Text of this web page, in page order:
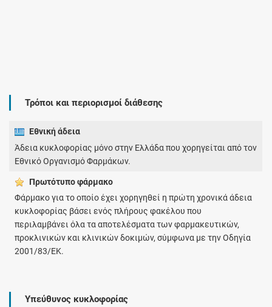
Τρόποι και περιορισμοί διάθεσης
Εθνική άδεια
Άδεια κυκλοφορίας μόνο στην Ελλάδα που χορηγείται από τον
Εθνικό Οργανισμό Φαρμάκων.
Πρωτότυπο φάρμακo
Φάρμακο για το οποίο έχει χορηγηθεί η πρώτη χρονικά άδεια
κυκλοφορίας βάσει ενός πλήρους φακέλου που
περιλαμβάνει όλα τα αποτελέσματα των φαρμακευτικών,
προκλινικών και κλινικών δοκιμών, σύμφωνα με την Οδηγία
2001/83/ΕΚ.
Υπεύθυνος κυκλοφορίας